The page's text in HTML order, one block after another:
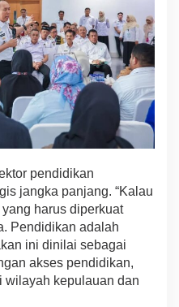
pendidikan
jangka panjang. “Kalau
harus diperkuat
Pendidikan adalah
ini dinilai sebagai
akses pendidikan,
wilayah kepulauan dan